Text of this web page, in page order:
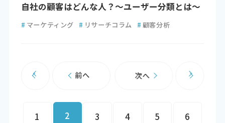
自社の顧客はどんな人？～ユーザー分類とは～
# マーケティング # リサーチコラム # 顧客分析
前へ
1 2 3 4 5 6
次へ